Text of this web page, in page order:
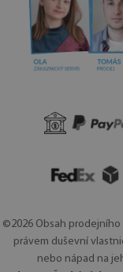
©2026 Obsah
právem duševní
nebo nápad na